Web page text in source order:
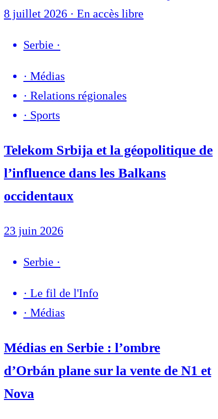
8 juillet 2026 · En accès libre
Serbie ·
· Médias
· Relations régionales
· Sports
Telekom Srbija et la géopolitique de
l’influence dans les Balkans
occidentaux
23 juin 2026
Serbie ·
· Le fil de l'Info
· Médias
Médias en Serbie : l’ombre
d’Orbán plane sur la vente de N1 et
Nova